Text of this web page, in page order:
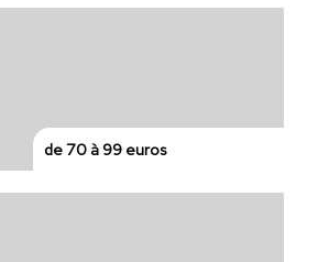
de 70 à 99 euros